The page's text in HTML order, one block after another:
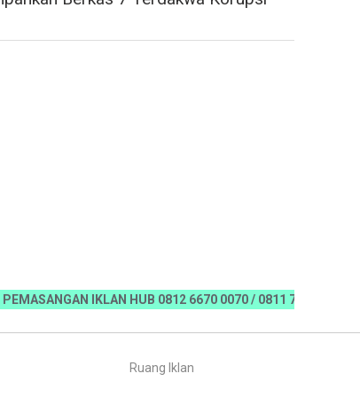
IKLAN HUB 0812 6670 0070 / 0811 7673 35,
Ruang Iklan